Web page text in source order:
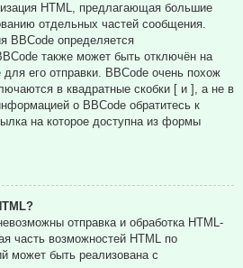
HTML, предлагающая большие
отдельных частей сообщения.
BBCode определяется
также может быть отключён на
его отправки. BBCode очень похож
в квадратные скобки [ и ], а не в
о BBCode обратитесь к
на которое доступна из формы
отправка и обработка HTML-
часть возможностей HTML по
может быть реализована с